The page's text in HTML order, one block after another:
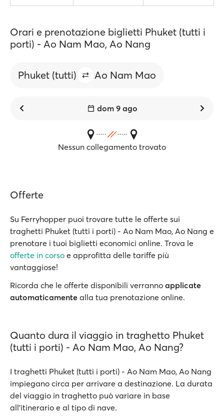
Orari e prenotazione biglietti Phuket (tutti i
porti) - Ao Nam Mao, Ao Nang
Phuket (tutti) Ao Nam Mao
dom 9 ago
Nessun collegamento trovato
Offerte
Su Ferryhopper puoi trovare tutte le offerte sui
traghetti Phuket (tutti i porti) - Ao Nam Mao, Ao Nang e
prenotare i tuoi biglietti economici online. Trova le
offerte in corso e approfitta delle tariffe più
vantaggiose!
Ricorda che le offerte disponibili verranno applicate
automaticamente alla tua prenotazione online.
Quanto dura il viaggio in traghetto Phuket
(tutti i porti) - Ao Nam Mao, Ao Nang?
I traghetti Phuket (tutti i porti) - Ao Nam Mao, Ao Nang
impiegano circa per arrivare a destinazione. La durata
del viaggio in traghetto può variare in base
all’itinerario e al tipo di nave.